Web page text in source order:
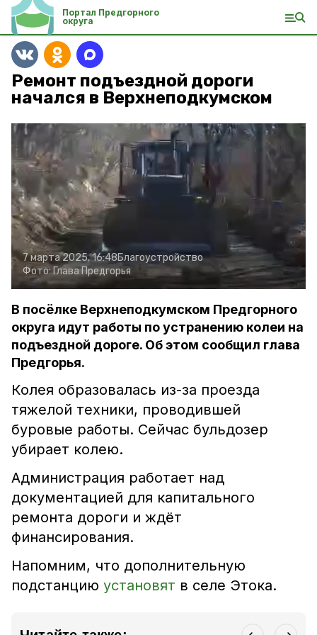
Портал Предгорного
округа
Ремонт подъездной дороги
начался в Верхнеподкумском
7 марта 2025, 16:48Благоустройство
Фото: Глава Предгорья
В посёлке Верхнеподкумском Предгорного
округа идут работы по устранению колеи на
подъездной дороге. Об этом сообщил глава
Предгорья.
Колея образовалась из-за проезда
тяжелой техники, проводившей
буровые работы. Сейчас бульдозер
убирает колею.
Администрация работает над
документацией для капитального
ремонта дороги и ждёт
финансирования.
Напомним, что дополнительную
подстанцию установят в селе Этока.